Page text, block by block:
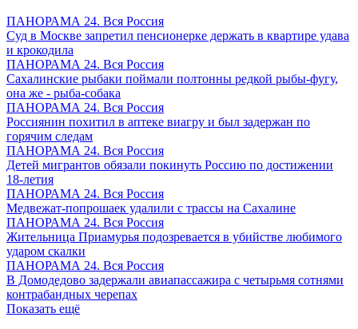
ПАНОРАМА 24. Вся Россия
Суд в Москве запретил пенсионерке держать в квартире удава
и крокодила
ПАНОРАМА 24. Вся Россия
Сахалинские рыбаки поймали полтонны редкой рыбы-фугу,
она же - рыба-собака
ПАНОРАМА 24. Вся Россия
Россиянин похитил в аптеке виагру и был задержан по
горячим следам
ПАНОРАМА 24. Вся Россия
Детей мигрантов обязали покинуть Россию по достижении
18-летия
ПАНОРАМА 24. Вся Россия
Медвежат-попрошаек удалили с трассы на Сахалине
ПАНОРАМА 24. Вся Россия
Жительница Приамурья подозревается в убийстве любимого
ударом скалки
ПАНОРАМА 24. Вся Россия
В Домодедово задержали авиапассажира с четырьмя сотнями
контрабандных черепах
Показать ещё